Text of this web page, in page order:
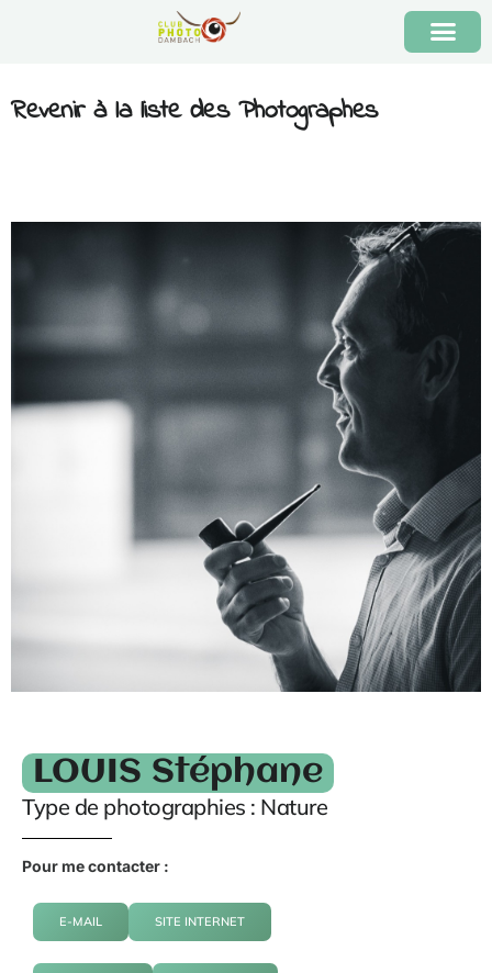
Revenir à la liste des Photographes
LOUIS Stéphane
Type de photographies : Nature
Pour me contacter :
E-MAIL SITE INTERNET